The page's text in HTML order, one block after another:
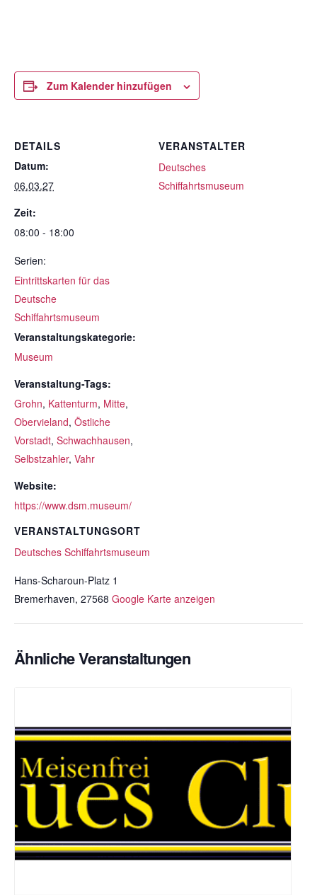
Zum Kalender hinzufügen
DETAILS
Datum:
06.03.27
Zeit:
08:00 - 18:00
Serien:
Eintrittskarten für das
Deutsche
Schiffahrtsmuseum
Veranstaltungskategorie:
Museum
Veranstaltung-Tags:
Grohn, Kattenturm, Mitte,
Obervieland, Östliche
Vorstadt, Schwachhausen,
Selbstzahler, Vahr
Website:
https://www.dsm.museum/
VERANSTALTUNGSORT
Deutsches Schiffahrtsmuseum
Hans-Scharoun-Platz 1
Bremerhaven, 27568 Google Karte anzeigen
VERANSTALTER
Deutsches
Schiffahrtsmuseum
Ähnliche Veranstaltungen